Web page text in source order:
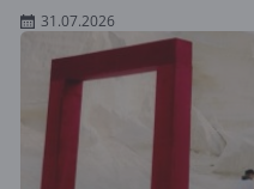
31.07.2026